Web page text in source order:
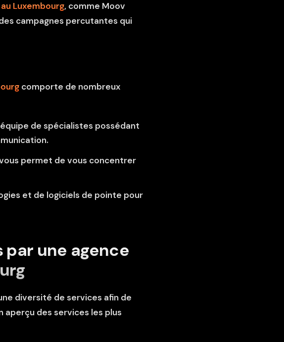
Luxembourg, comme Moov
campagnes percutantes qui
comporte de nombreux
de spécialistes possédant
permet de vous concentrer
et de logiciels de pointe pour
une agence
diversité de services afin de
aperçu des services les plus